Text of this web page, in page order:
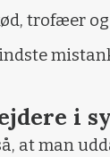
trofæer
i
at man